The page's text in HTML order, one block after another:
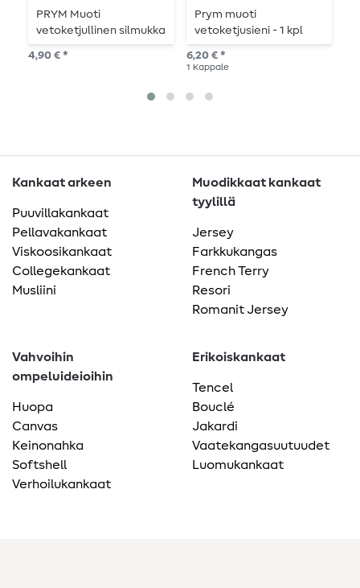
PRYM Muoti
vetoketjullinen silmukka
- musta
4,90 € *
Prym muoti
vetoketjusieni - 1 kpl
6,20 € *
1 Kappale
Kankaat arkeen
Puuvillakankaat
Pellavakankaat
Viskoosikankaat
Collegekankaat
Musliini
Muodikkaat kankaat
tyylillä
Jersey
Farkkukangas
French Terry
Resori
Romanit Jersey
Vahvoihin
ompeluideioihin
Huopa
Canvas
Keinonahka
Softshell
Verhoilukankaat
Erikoiskankaat
Tencel
Bouclé
Jakardi
Vaatekangasuutuudet
Luomukankaat